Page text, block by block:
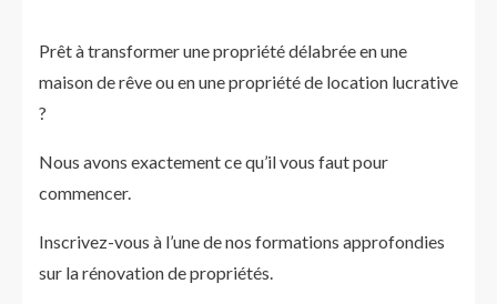
Prêt à transformer une propriété délabrée en une
maison de rêve ou en une propriété de location lucrative
?
Nous avons exactement ce qu’il vous faut pour
commencer.
Inscrivez-vous à l’une de nos formations approfondies
sur la rénovation de propriétés.